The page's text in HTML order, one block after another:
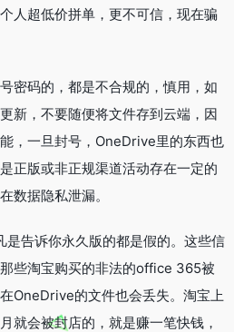
人超低价拼单，更不可信，现在骗
密码的，都是不合规的，慎用，如
新，不要随便将文件存到云端，因
，一旦封号，OneDrive里的东西也
正版或非正规渠道活动存在一定的
数据隐私泄漏。
告诉你永久版的都是假的。这些信
些淘宝购买的非法的office 365被
OneDrive的文件也会丢失。淘宝上
就会被封店的，就是赚一笔快钱，